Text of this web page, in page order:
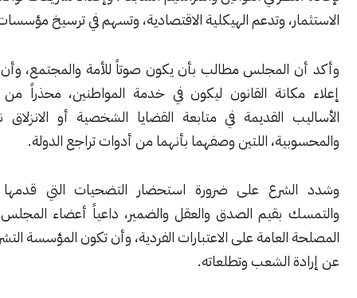
وتدعم الهيكلية الاقتصادية، وتسهم في ترسيخ مؤسسات الدولة.
المجلس مطالب بأن يكون صوتاً للأمة والمجتمع، وأن يعمل على
القانون ليكون في خدمة المواطنين، محذراً من العودة إلى
القديمة في متابعة القضايا الشخصية أو الانزلاق نحو الرشوة
اللتين وصفهما بأنهما من أدوات تراجع الدولة.
على ضرورة استحضار التضحيات التي قدمها السوريون،
بقيم الصدق والعقل والضمير، داعياً أعضاء المجلس إلى تغليب
على الاعتبارات الفردية، وأن تكون المؤسسة التشريعية معبرة
الشعب وتطلعاته.